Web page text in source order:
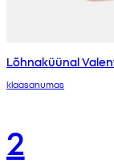
Lõhnaküünal
klaasanumas
2